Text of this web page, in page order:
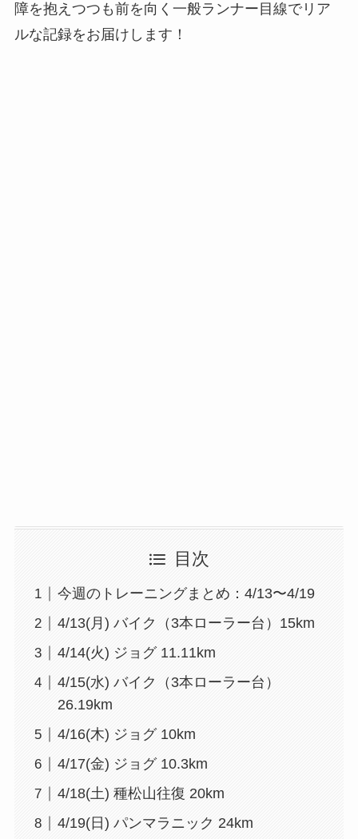
障を抱えつつも前を向く一般ランナー目線でリア
ルな記録をお届けします！
目次
今週のトレーニングまとめ：4/13〜4/19
4/13(月) バイク（3本ローラー台）15km
4/14(火) ジョグ 11.11km
4/15(水) バイク（3本ローラー台）
26.19km
4/16(木) ジョグ 10km
4/17(金) ジョグ 10.3km
4/18(土) 種松山往復 20km
4/19(日) パンマラニック 24km